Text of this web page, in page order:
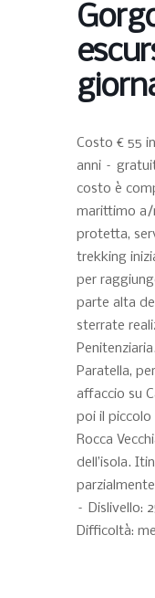
Costo € 55
anni –
costo è
marittimo a/
protetta,
trekking
per
parte alta
sterrate
Paratella,
affaccio su
poi il piccolo
Rocca
dell’isola.
– Dislivello:
Difficoltà: